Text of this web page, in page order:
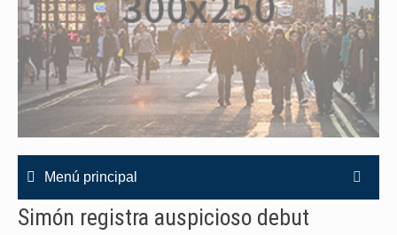
Menú principal
Simón registra auspicioso debut